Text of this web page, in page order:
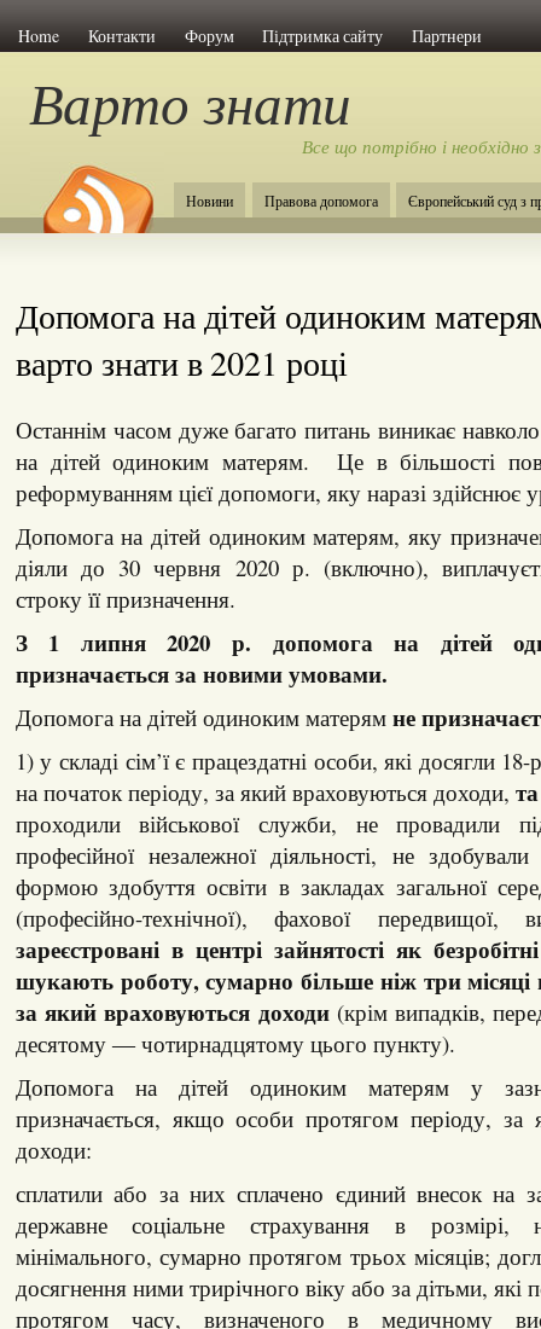
Home Контакти Форум Підтримка сайту Партнери
Варто знати
Все що потрібно і
Новини Правова допомога Європейський суд з
Допомога на дітей одиноким
варто знати в 2021 році
Останнім часом дуже багато питань виникає
на дітей одиноким матерям. Це в більшості
реформуванням цієї допомоги, яку наразі здійснює
Допомога на дітей одиноким матерям, яку
діяли до 30 червня 2020 р. (включно),
строку її призначення.
З 1 липня 2020 р. допомога на дітей
призначається за новими умовами.
Допомога на дітей одиноким матерям не
1) у складі сім’ї є працездатні особи, які досягли
на початок періоду, за який враховуються доходи,
проходили військової служби, не провадили
професійної незалежної діяльності, не
формою здобуття освіти в закладах загальної
(професійно-технічної), фахової
зареєстровані в центрі зайнятості як
шукають роботу, сумарно більше ніж три місяці
за який враховуються доходи(крім випадків,
десятому ― чотирнадцятому цього пункту).
Допомога на дітей одиноким матерям у
призначається, якщо особи протягом періоду, за
доходи:
сплатили або за них сплачено єдиний внесок на
державне соціальне страхування в
мінімального, сумарно протягом трьох місяців;
досягнення ними трирічного віку або за дітьми, які
протягом часу, визначеного в медичному